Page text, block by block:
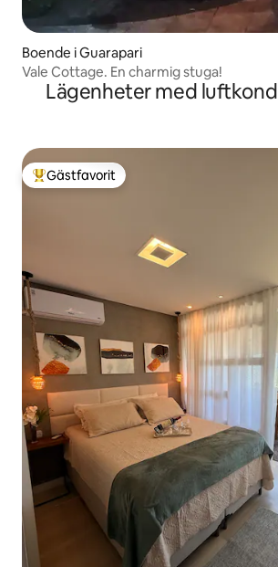
Boende i Guarapari
Vale Cottage. En charmig stuga!
Lägenheter med
Populär gästfavorit
Gästfavorit